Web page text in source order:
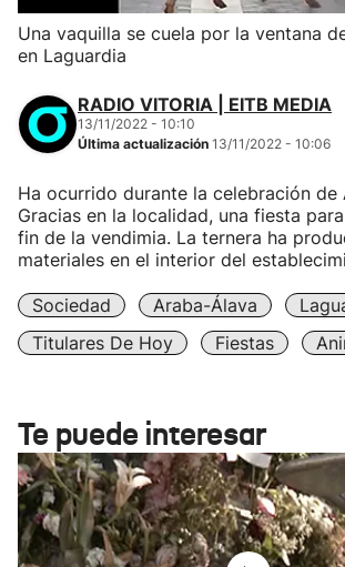
Una vaquilla se cuela por la ventana
en Laguardia
RADIO VITORIA | EITB MEDIA
13/11/2022 - 10:10
Última actualización 13/11/2022 - 10:06
Ha ocurrido durante la celebración de
Gracias en la localidad, una fiesta
fin de la vendimia. La ternera ha
materiales en el interior del
Sociedad Araba-Álava
Titulares De Hoy
Fiestas
Te puede interesar